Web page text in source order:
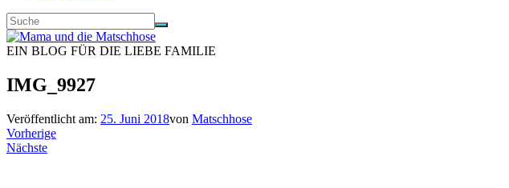
EIN BLOG FÜR DIE LIEBE FAMILIE
IMG_9927
Veröffentlicht am: 25. Juni 2018von Matschhose
Vorherige
Nächste